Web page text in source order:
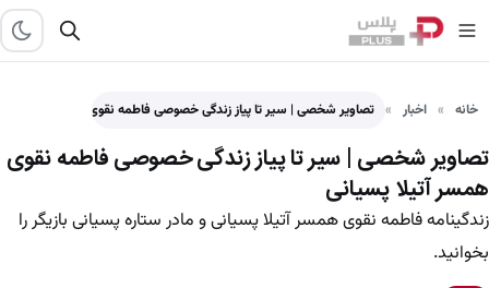
خانه اخبار تصاویر شخصی | سیر تا پیاز زندگی خصوصی فاطمه نقوی…
تصاویر شخصی | سیر تا پیاز زندگی خصوصی فاطمه نقوی
همسر آتیلا پسیانی
زندگینامه فاطمه نقوی همسر آتیلا پسیانی و مادر ستاره پسیانی بازیگر را
بخوانید.